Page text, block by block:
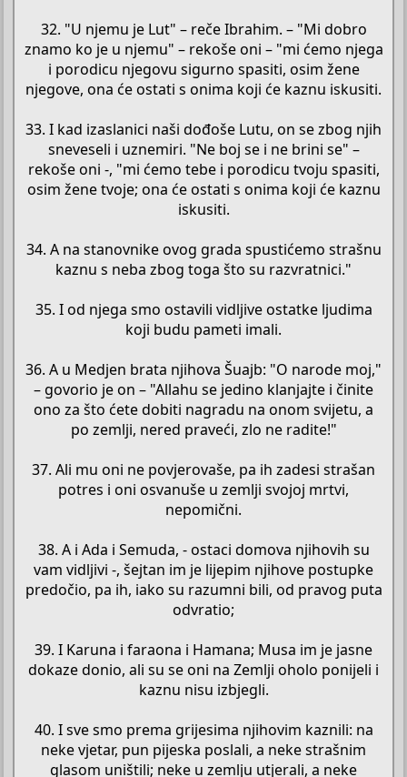
32. "U njemu je Lut" – reče Ibrahim. – "Mi dobro
znamo ko je u njemu" – rekoše oni – "mi ćemo njega
i porodicu njegovu sigurno spasiti, osim žene
njegove, ona će ostati s onima koji će kaznu iskusiti.
33. I kad izaslanici naši dođoše Lutu, on se zbog njih
sneveseli i uznemiri. "Ne boj se i ne brini se" –
rekoše oni -, "mi ćemo tebe i porodicu tvoju spasiti,
osim žene tvoje; ona će ostati s onima koji će kaznu
iskusiti.
34. A na stanovnike ovog grada spustićemo strašnu
kaznu s neba zbog toga što su razvratnici."
35. I od njega smo ostavili vidljive ostatke ljudima
koji budu pameti imali.
36. A u Medjen brata njihova Šuajb: "O narode moj,"
– govorio je on – "Allahu se jedino klanjajte i činite
ono za što ćete dobiti nagradu na onom svijetu, a
po zemlji, nered praveći, zlo ne radite!"
37. Ali mu oni ne povjerovaše, pa ih zadesi strašan
potres i oni osvanuše u zemlji svojoj mrtvi,
nepomični.
38. A i Ada i Semuda, - ostaci domova njihovih su
vam vidljivi -, šejtan im je lijepim njihove postupke
predočio, pa ih, iako su razumni bili, od pravog puta
odvratio;
39. I Karuna i faraona i Hamana; Musa im je jasne
dokaze donio, ali su se oni na Zemlji oholo ponijeli i
kaznu nisu izbjegli.
40. I sve smo prema grijesima njihovim kaznili: na
neke vjetar, pun pijeska poslali, a neke strašnim
glasom uništili; neke u zemlju utjerali, a neke